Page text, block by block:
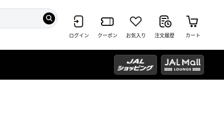
ログイン クーポン お気入り 注文履歴 カート